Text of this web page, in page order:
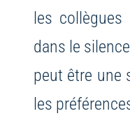
les
dans le
peut être une
les